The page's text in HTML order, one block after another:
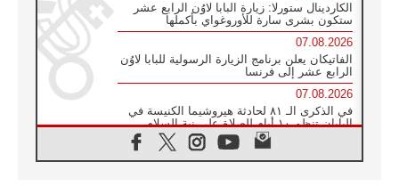
الكاردينال ستورلا: زيارة البابا لاوُن الرابع عشر
ستكون بشرى سارة للأوروغواي بأكملها
07.08.2026
الفاتيكان يعلن برنامج الزيارة الرسولية للبابا لاوُن
الرابع عشر إلى فرنسا
07.08.2026
في الذكرى الـ ٨١ لحادثة هيروشيما الكنيسة في
اليابان تنظم ١٠ أيام للصلاة على نية السلام
الكنيسة في الأوروغواي: زيارة البابا ستعزز